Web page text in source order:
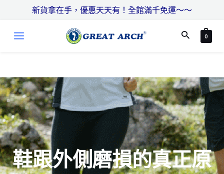
新貨拿在手，優惠天天有！全館滿千免運～～
搜
0
搜
鞋跟外側磨損的真正原